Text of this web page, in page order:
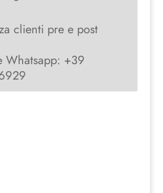
clienti pre e post
Whatsapp: +39